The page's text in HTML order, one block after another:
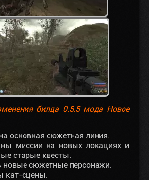
билда 0.5.5 мода Новое
основная сюжетная линия.
миссии на новых локациях и
старые квесты.
новые сюжетные персонажи.
кат-сцены.